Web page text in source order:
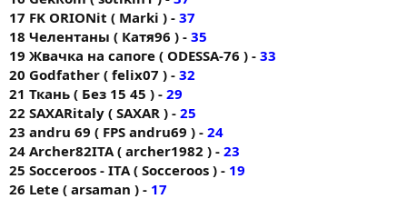
17 FK ORIONit ( Markі ) - 37
18 Челентаны ( Катя96 ) - 35
19 Жвачка на сапоге ( ODESSA-76 ) - 33
20 Godfather ( felix07 ) - 32
21 Ткань ( Без 15 45 ) - 29
22 SAXARitaly ( SAXAR ) - 25
23 andru 69 ( FPS andru69 ) - 24
24 Archer82ITA ( archer1982 ) - 23
25 Socceroos - ITA ( Socceroos ) - 19
26 Lete ( arsaman ) - 17